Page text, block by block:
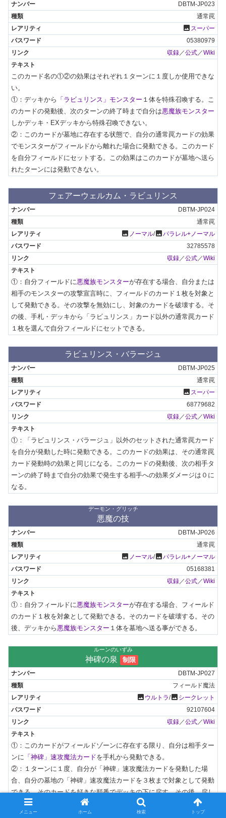
DBTM-JP023
通常罠
photo スーパー
05380979
収録／公式／Wiki
このカード名の①②の効果はそれぞれ１ターンに１度しか使用できな
い。
①：デッキから 「ラビュリンス」モンスター １体を特殊召喚する。こ
のカードの発動後、次のターンの終了時まで自分は悪魔族モンスター
しかデッキ・EXデッキから特殊召喚できない。
②：このカードが墓地に存在する状態で、自分の通常罠カードの効果
でモンスターがフィールドから離れた場合に発動できる。このカード
を自分フィールドにセットする。この効果はこのカードが墓地へ送ら
れたターンには発動できない。
フェアーウェルカム・ラビュリンス
DBTM-JP024
通常罠
photo ノーマル/photoパラレル+ノーマル
32785578
収録 ／公式 ／Wiki
①：自分フィールドに 悪魔族モンスターが存在する場合、自分または
相手のモンスターの攻撃宣言時に、フィールドのカード１枚を対象と
して発動できる。その攻撃を無効にし、対象のカードを破壊する。そ
の後、手札・デッキから「ラビュリンス」カード以外の通常罠カード
１枚を選んで自分フィールドにセットできる。
ラビュリンス・バラージュ
DBTM-JP025
通常罠
photo スーパー
68779682
収録／公式／Wiki
①：「ラビュリンス・バラージュ」以外のセットされた通常罠カード
を自分が発動した時に発動できる。このカードの効果は、その通常罠
カード発動時の効果と同じになる。このカードの発動後、次の相手タ
ーンの終了時まで自分の効果で発生する相手への効果ダメージは０に
なる。
デーモン・グリッチ
悪魔の技
DBTM-JP026
通常罠
photo ノーマル/photoパラレル+ノーマル
05168381
収録 ／公式 ／Wiki
①：自分フィールドに 悪魔族モンスターが存在する場合、フィールド
のカード１枚を対象として発動できる。そのカードを破壊する。その
後、デッキから 悪魔族モンスター １体を墓地へ送る事ができる。
ルーンのいずみ
神碑の泉 制限
DBTM-JP027
フィールド魔法
photo ウルトラ/photo シークレット
92107604
収録／公式／Wiki
①：このカードがフィールドゾーンに存在する限り、自分は相手ター
ンに 「神碑」速攻魔法カードを手札から発動できる。
②：１ターンに１度、自分が「神碑」速攻魔法カードを発動した場
合、自分の墓地の「神碑」速攻魔法カードを３枚まで対象として発動
できる。そのカードを好きな順番でデッキの下に戻す。その後、戻し
た数だけ自分はデッキからドローする。
メニュー ホーム 検索 トップ